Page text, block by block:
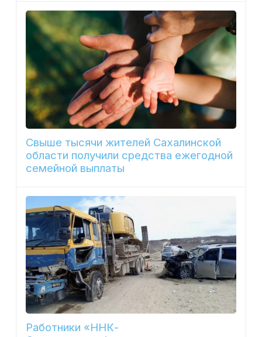
Свыше тысячи жителей Сахалинской
области получили средства ежегодной
семейной выплаты
Работники «ННК-